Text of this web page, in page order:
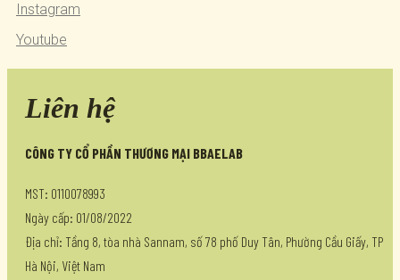
Instagram
Youtube
Liên hệ
CÔNG TY CỔ PHẦN THƯƠNG MẠI BBAELAB
MST: 0110078993
Ngày cấp: 01/08/2022
Địa chỉ: Tầng 8, tòa nhà Sannam, số 78 phố Duy Tân, Phường Cầu Giấy, TP
Hà Nội, Việt Nam